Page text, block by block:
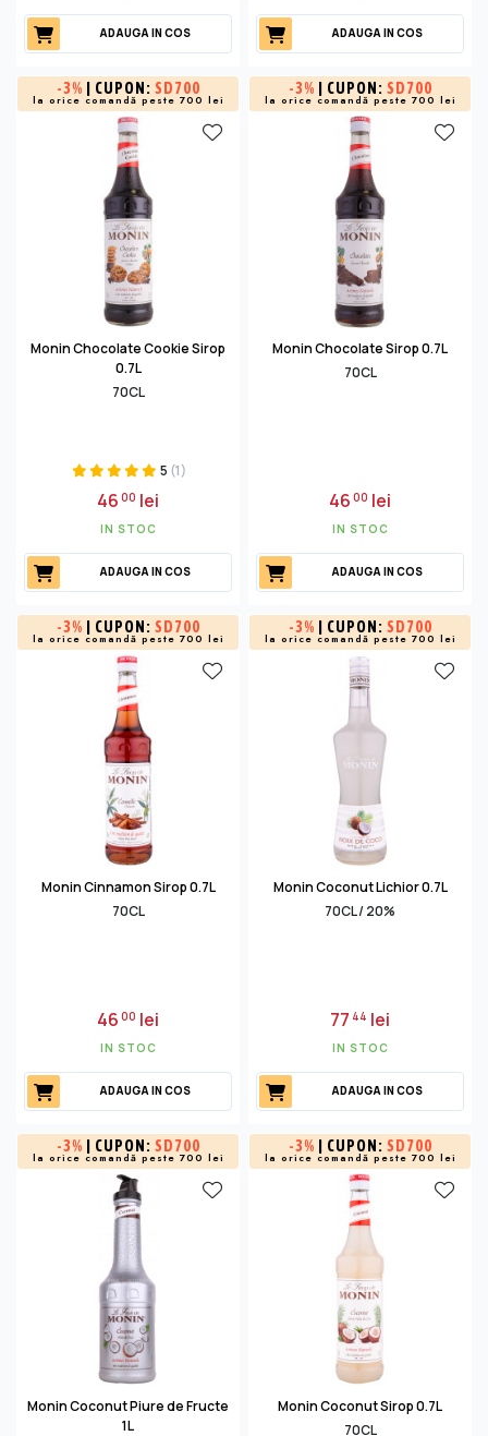
ADAUGA IN COS ADAUGA IN COS
-3% | CUPON: SD700
la orice comandă peste 700 lei
Monin Chocolate Cookie Sirop
0.7L
70CL
5 (1)
4600 lei
IN STOC
ADAUGA IN COS
-3% | CUPON: SD700
la orice comandă peste 700 lei
Monin Chocolate Sirop 0.7L
70CL
4600 lei
IN STOC
ADAUGA IN COS
-3% | CUPON: SD700
la orice comandă peste 700 lei
Monin Cinnamon Sirop 0.7L
70CL
4600 lei
IN STOC
ADAUGA IN COS
-3% | CUPON: SD700
la orice comandă peste 700 lei
Monin Coconut Lichior 0.7L
70CL / 20%
77 44 lei
IN STOC
ADAUGA IN COS
-3% | CUPON: SD700
la orice comandă peste 700 lei
Monin Coconut Piure de Fructe
1L
-3% | CUPON: SD700
la orice comandă peste 700 lei
Monin Coconut Sirop 0.7L
70CL